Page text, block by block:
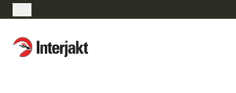
Interjakt DK